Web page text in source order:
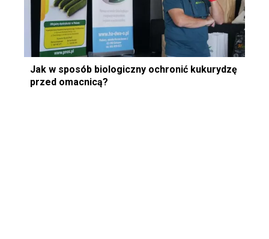
Jak w sposób biologiczny ochronić kukurydzę
przed omacnicą?